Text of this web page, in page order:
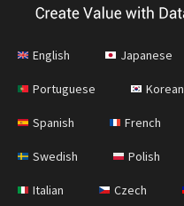
English Japanese
Portuguese Korean
Spanish French
Swedish Polish
Italian Czech